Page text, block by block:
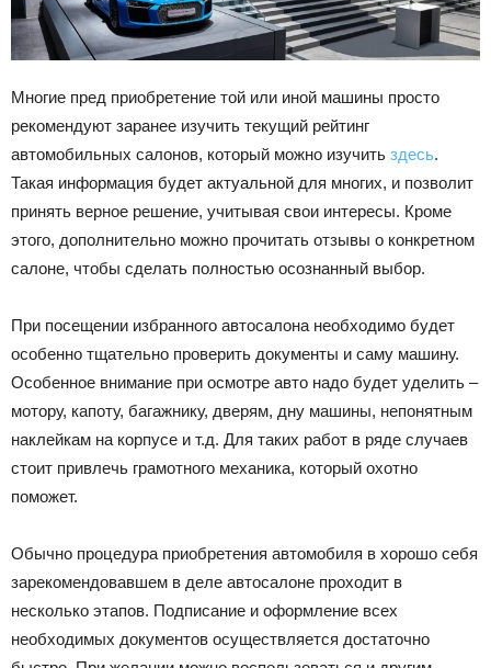
Многие пред приобретение той или иной машины просто
рекомендуют заранее изучить текущий рейтинг
автомобильных салонов, который можно изучить здесь.
Такая информация будет актуальной для многих, и позволит
принять верное решение, учитывая свои интересы. Кроме
этого, дополнительно можно прочитать отзывы о конкретном
салоне, чтобы сделать полностью осознанный выбор.
При посещении избранного автосалона необходимо будет
особенно тщательно проверить документы и саму машину.
Особенное внимание при осмотре авто надо будет уделить –
мотору, капоту, багажнику, дверям, дну машины, непонятным
наклейкам на корпусе и т.д. Для таких работ в ряде случаев
стоит привлечь грамотного механика, который охотно
поможет.
Обычно процедура приобретения автомобиля в хорошо себя
зарекомендовавшем в деле автосалоне проходит в
несколько этапов. Подписание и оформление всех
необходимых документов осуществляется достаточно